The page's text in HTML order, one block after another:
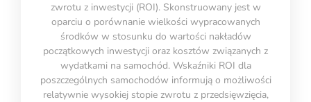
zwrotu z inwestycji (ROI). Skonstruowany jest w
oparciu o porównanie wielkości wypracowanych
środków w stosunku do wartości nakładów
początkowych inwestycji oraz kosztów związanych z
wydatkami na samochód. Wskaźniki ROI dla
poszczególnych samochodów informują o możliwości
relatywnie wysokiej stopie zwrotu z przedsięwzięcia,